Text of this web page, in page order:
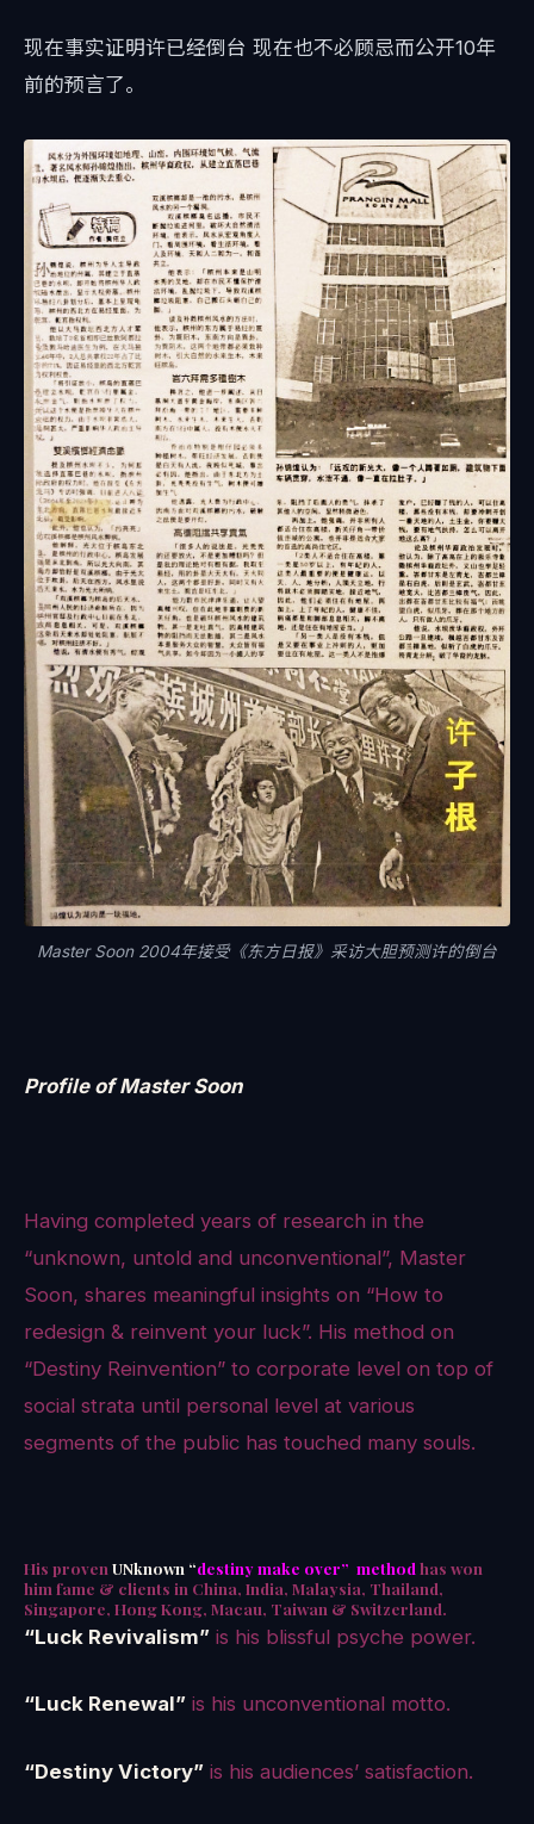
现在事实证明许已经倒台 现在也不必顾忌而公开10年
前的预言了。
Master Soon 2004年接受《东方日报》采访大胆预测许的倒台
Profile of Master Soon
Having completed years of research in the
“unknown, untold and unconventional”, Master
Soon, shares meaningful insights on “How to
redesign & reinvent your luck”. His method on
“Destiny Reinvention” to corporate level on top of
social strata until personal level at various
segments of the public has touched many souls.
His proven UNknown “destiny make over” method has won
him fame & clients in China, India, Malaysia, Thailand,
Singapore, Hong Kong, Macau, Taiwan & Switzerland.
“Luck Revivalism” is his blissful psyche power.
“Luck Renewal” is his unconventional motto.
“Destiny Victory” is his audiences’ satisfaction.